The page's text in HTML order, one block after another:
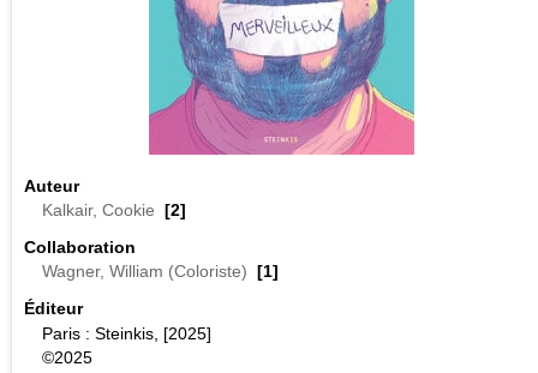
Auteur
Kalkair, Cookie [2]
Collaboration
Wagner, William (Coloriste) [1]
Éditeur
Paris : Steinkis, [2025]
©2025